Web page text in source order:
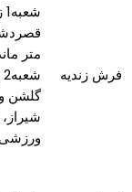
فرش زندیه
متر
گلشن